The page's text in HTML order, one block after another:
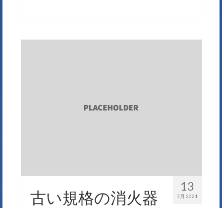
13
7月 2021
古い規格の消火器